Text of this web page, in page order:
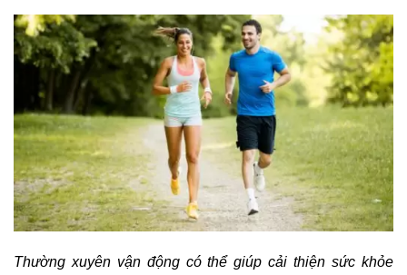
Thường xuyên vận động có thể giúp cải thiện sức khỏe